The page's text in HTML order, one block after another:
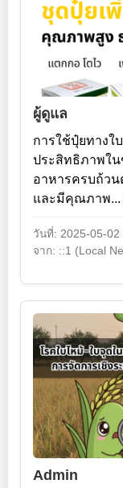
ผู้ดูแล
การใช้ปุ๋ยทางใ
ประสิทธิภาพใ
อาหารครบถ้วน
และมีคุณภาพ...
วันที่: 2025-05-02
จาก: ::1 (Local
Admin